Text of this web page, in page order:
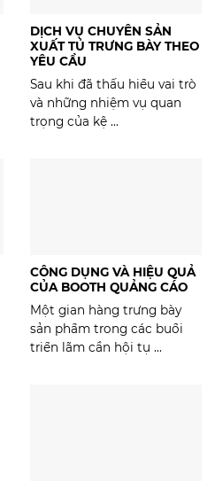
DỊCH VỤ CHUYÊN SẢN
XUẤT TỦ TRƯNG BÀY THEO
YÊU CẦU
Sau khi đã thấu hiểu vai trò
và những nhiệm vụ quan
trọng của kệ ...
CÔNG DỤNG VÀ HIỆU QUẢ
CỦA BOOTH QUẢNG CÁO
Một gian hàng trưng bày
sản phẩm trong các buổi
triển lãm cần hội tụ ...